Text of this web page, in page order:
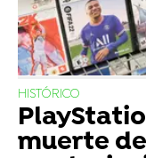
HISTÓRICO
muerte